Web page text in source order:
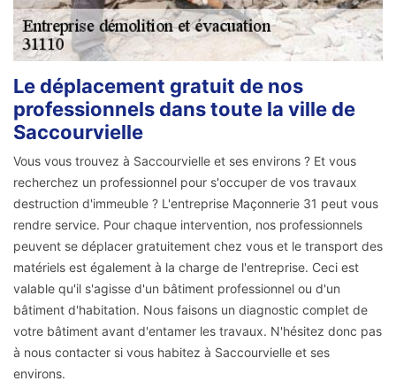
Le déplacement gratuit de nos
professionnels dans toute la ville de
Saccourvielle
Vous vous trouvez à Saccourvielle et ses environs ? Et vous
recherchez un professionnel pour s'occuper de vos travaux
destruction d'immeuble ? L'entreprise Maçonnerie 31 peut vous
rendre service. Pour chaque intervention, nos professionnels
peuvent se déplacer gratuitement chez vous et le transport des
matériels est également à la charge de l'entreprise. Ceci est
valable qu'il s'agisse d'un bâtiment professionnel ou d'un
bâtiment d'habitation. Nous faisons un diagnostic complet de
votre bâtiment avant d'entamer les travaux. N'hésitez donc pas
à nous contacter si vous habitez à Saccourvielle et ses
environs.